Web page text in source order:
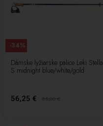
Dámske lyžiarske palice Leki Stella
S midnight blue/white/gold
56,25 € 85,00€
-34%